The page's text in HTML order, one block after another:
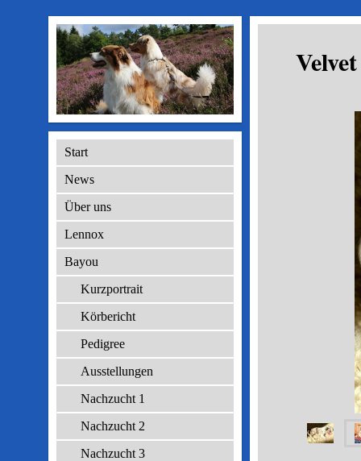
Start
News
Über uns
Lennox
Bayou
Kurzportrait
Körbericht
Pedigree
Ausstellungen
Nachzucht 1
Nachzucht 2
Nachzucht 3